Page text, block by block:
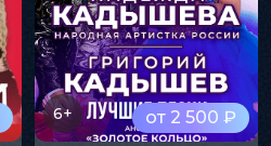
от 2 500 ₽
6+